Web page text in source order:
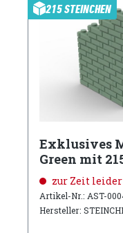
215 STEINCHEN
Exklusives
Green mit
zur Zeit
Artikel-Nr.: AST-
Hersteller: